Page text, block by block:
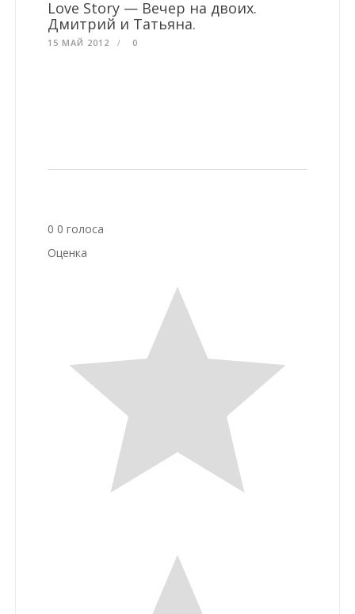
Love Story — Вечер на двоих.
Дмитрий и Татьяна.
15 МАЙ 2012 0
0 0 голоса
Оценка